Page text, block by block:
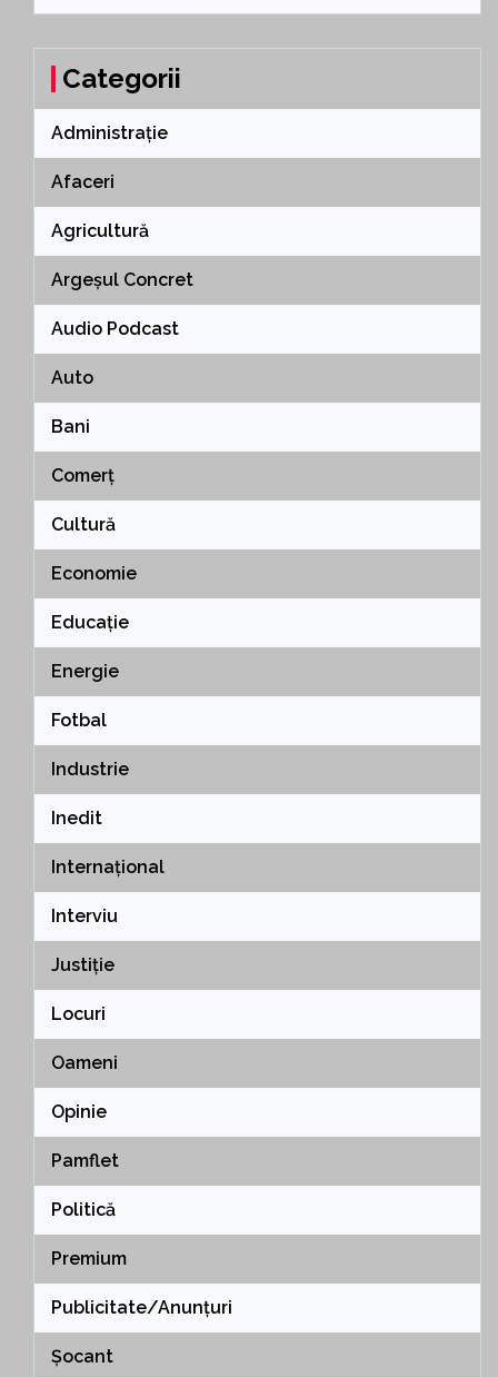
Categorii
Administrație
Afaceri
Agricultură
Argeșul Concret
Audio Podcast
Auto
Bani
Comerț
Cultură
Economie
Educație
Energie
Fotbal
Industrie
Inedit
Internațional
Interviu
Justiție
Locuri
Oameni
Opinie
Pamflet
Politică
Premium
Publicitate/Anunțuri
Șocant